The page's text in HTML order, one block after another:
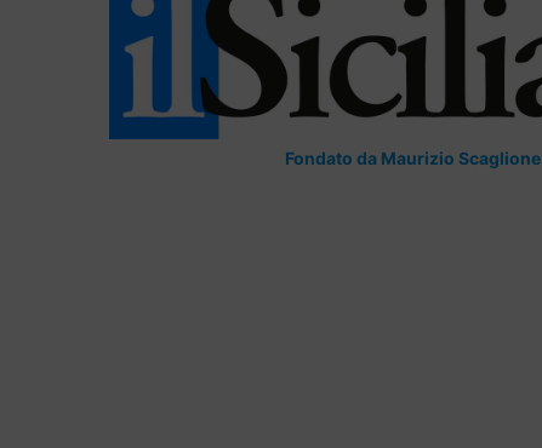
Fondato da Maurizio Scaglione